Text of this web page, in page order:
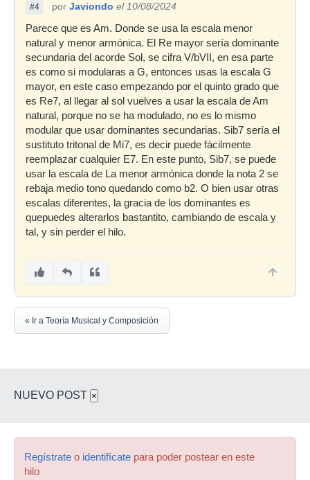
#4 por Javiondo el 10/08/2024
Parece que es Am. Donde se usa la escala menor
natural y menor armónica. El Re mayor sería dominante
secundaria del acorde Sol, se cifra V/bVII, en esa parte
es como si modularas a G, entonces usas la escala G
mayor, en este caso empezando por el quinto grado que
es Re7, al llegar al sol vuelves a usar la escala de Am
natural, porque no se ha modulado, no es lo mismo
modular que usar dominantes secundarias. Sib7 sería el
sustituto tritonal de Mi7, es decir puede fácilmente
reemplazar cualquier E7. En este punto, Sib7, se puede
usar la escala de La menor armónica donde la nota 2 se
rebaja medio tono quedando como b2. O bien usar otras
escalas diferentes, la gracia de los dominantes es
quepuedes alterarlos bastantito, cambiando de escala y
tal, y sin perder el hilo.
« Ir a Teoría Musical y Composición
NUEVO POST ×
Regístrate o identifícate para poder postear en este
hilo